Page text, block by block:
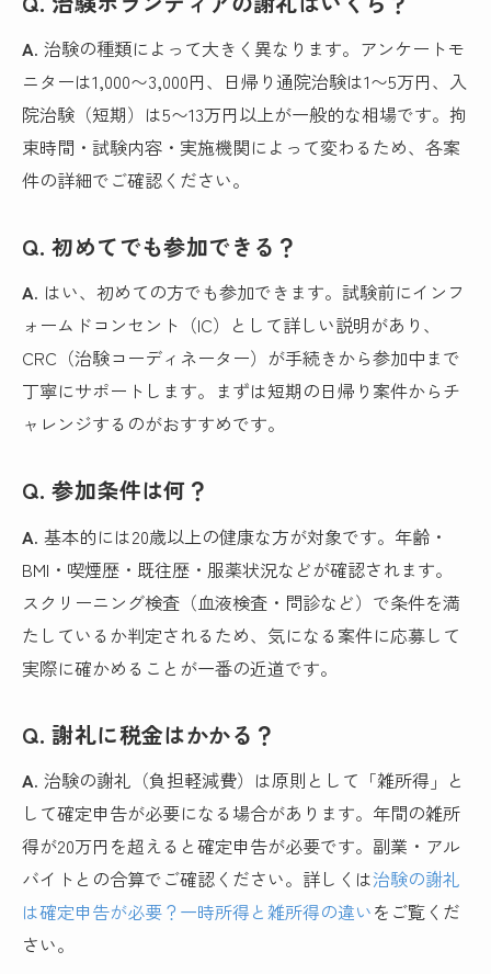
A. 治験の種類によって大きく異なります。アンケートモ
ニターは1,000〜3,000円、日帰り通院治験は1〜5万円、入
院治験（短期）は5〜13万円以上が一般的な相場です。拘
束時間・試験内容・実施機関によって変わるため、各案
件の詳細でご確認ください。
Q. 初めてでも参加できる？
A. はい、初めての方でも参加できます。試験前にインフ
ォームドコンセント（IC）として詳しい説明があり、
CRC（治験コーディネーター）が手続きから参加中まで
丁寧にサポートします。まずは短期の日帰り案件からチ
ャレンジするのがおすすめです。
Q. 参加条件は何？
A. 基本的には20歳以上の健康な方が対象です。年齢・
BMI・喫煙歴・既往歴・服薬状況などが確認されます。
スクリーニング検査（血液検査・問診など）で条件を満
たしているか判定されるため、気になる案件に応募して
実際に確かめることが一番の近道です。
Q. 謝礼に税金はかかる？
A. 治験の謝礼（負担軽減費）は原則として「雑所得」と
して確定申告が必要になる場合があります。年間の雑所
得が20万円を超えると確定申告が必要です。副業・アル
バイトとの合算でご確認ください。詳しくは治験の謝礼
は確定申告が必要？一時所得と雑所得の違いをご覧くだ
さい。